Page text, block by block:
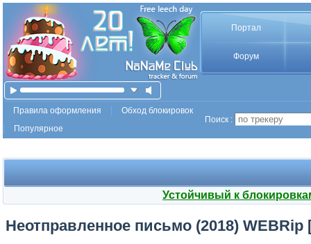
Портал
Форум
Правила оформления
Обход блокировок
Популярное
Поиск :
Устойчивый к
Неотправленное письмо (2018) WEBRip